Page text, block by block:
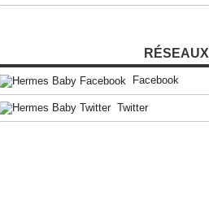
RÉSEAUX
Facebook
Twitter